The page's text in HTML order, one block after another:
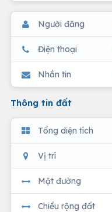
Người đăng
Điện thoại
Nhắn tin
Thông tin đất
Tổng diện tích
Vị trí
Mặt đường
Chiều rộng đất